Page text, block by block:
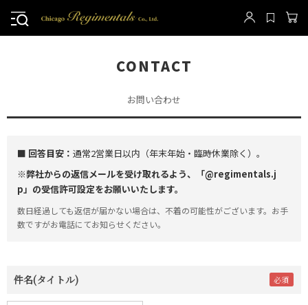
CONTACT
お問い合わせ
■ 回答目安： 通常2営業日以内（年末年始・臨時休業除く）。
※弊社からの返信メールを受け取れるよう、「@regimentals.j
p」の受信許可設定をお願いいたします。
数日経過しても返信が届かない場合は、不着の可能性がございます。お手
数ですがお電話にてお知らせください。
件名(タイトル)